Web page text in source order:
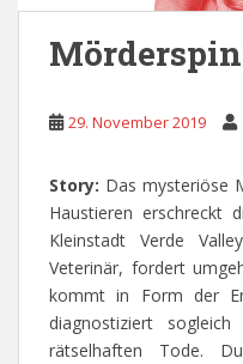
29. November 2019
Story: Das mysteriöse
Haustieren erschreckt
Kleinstadt Verde
Veterinär, fordert
kommt in Form der
diagnostiziert
rätselhaften Tode.